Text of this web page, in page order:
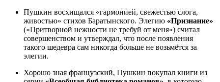
Пушкин восхищался «гармонией, свежестью слога,
живостью» стихов Баратынского. Элегию «Признание»
(«Притворной нежности не требуй от меня») считал
совершенством и утверждал, что после появления
такого шедевра сам никогда больше не возьмётся за
элегии.
Хорошо зная французский, Пушкин покупал книги из